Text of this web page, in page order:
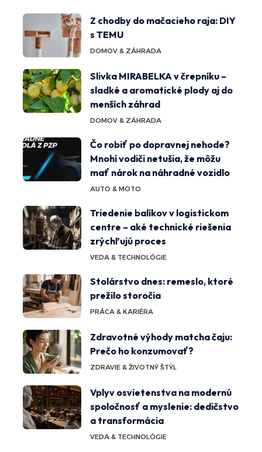
Z chodby do mačacieho raja: DIY
s TEMU
DOMOV & ZÁHRADA
Slivka MIRABELKA v črepníku –
sladké a aromatické plody aj do
menších záhrad
DOMOV & ZÁHRADA
Čo robiť po dopravnej nehode?
Mnohí vodiči netušia, že môžu
mať nárok na náhradné vozidlo
AUTO & MOTO
Triedenie balíkov v logistickom
centre – aké technické riešenia
zrýchľujú proces
VEDA & TECHNOLÓGIE
Stolárstvo dnes: remeslo, ktoré
prežilo storočia
PRÁCA & KARIÉRA
Zdravotné výhody matcha čaju:
Prečo ho konzumovať?
ZDRAVIE & ŽIVOTNÝ ŠTÝL
Vplyv osvietenstva na modernú
spoločnosť a myslenie: dedičstvo
a transformácia
VEDA & TECHNOLÓGIE